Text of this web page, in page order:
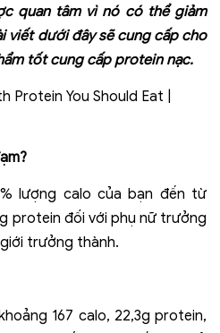
quan tâm vì nó có thể giảm
viết dưới đây sẽ cung cấp cho
tốt cung cấp protein nạc.
lượng calo của bạn đến từ
protein đối với phụ nữ trưởng
trưởng thành.
167 calo, 22,3g protein,